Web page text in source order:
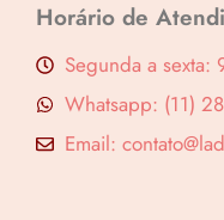
Horário de
Segunda a sexta:
Whatsapp: (11)
Email: